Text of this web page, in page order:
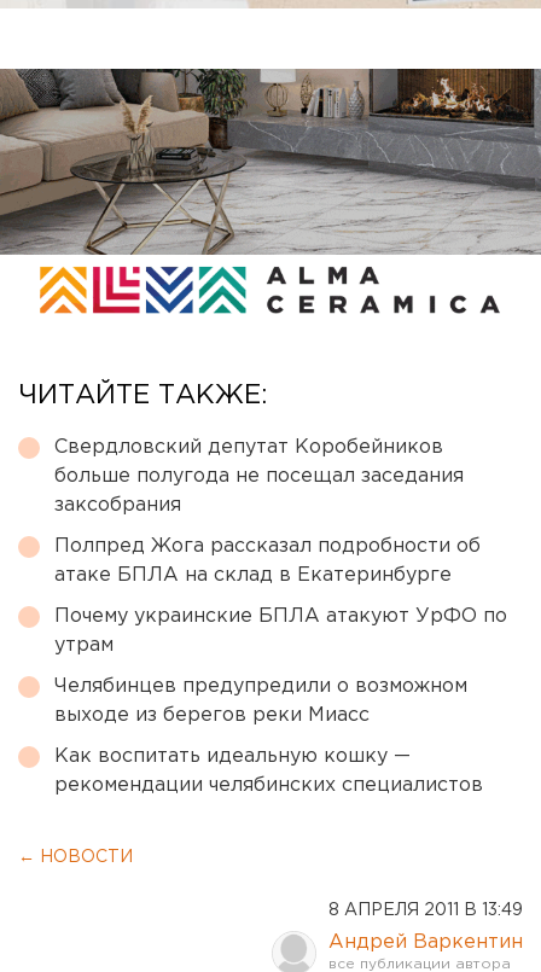
ЧИТАЙТЕ ТАКЖЕ:
Свердловский депутат Коробейников
больше полугода не посещал заседания
заксобрания
Полпред Жога рассказал подробности об
атаке БПЛА на склад в Екатеринбурге
Почему украинские БПЛА атакуют УрФО по
утрам
Челябинцев предупредили о возможном
выходе из берегов реки Миасс
Как воспитать идеальную кошку —
рекомендации челябинских специалистов
← НОВОСТИ
8 АПРЕЛЯ 2011 В 13:49
Андрей Варкентин